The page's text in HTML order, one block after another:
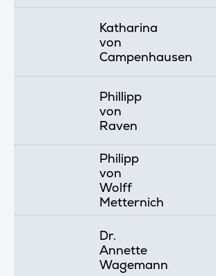
Katharina
von
Campenhausen
Phillipp
von
Raven
Philipp
von
Wolff
Metternich
Dr.
Annette
Wagemann